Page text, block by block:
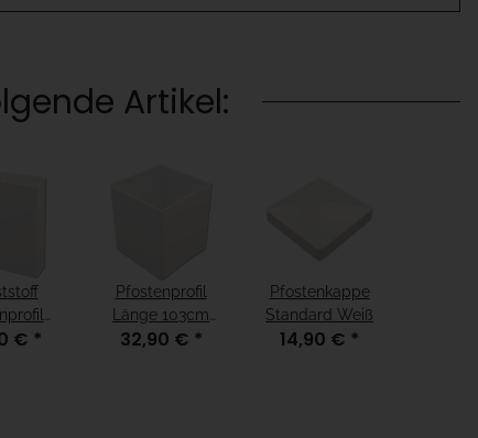
Artikel:
0,98m
€ *
Pfostenprofil
Länge 103cm
weiß
32,90 € *
Pfostenkappe
Standard Weiß
14,90 € *